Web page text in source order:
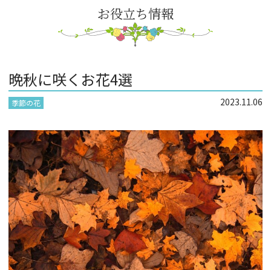
お役立ち情報
晩秋に咲くお花4選
季節の花 2023.11.06